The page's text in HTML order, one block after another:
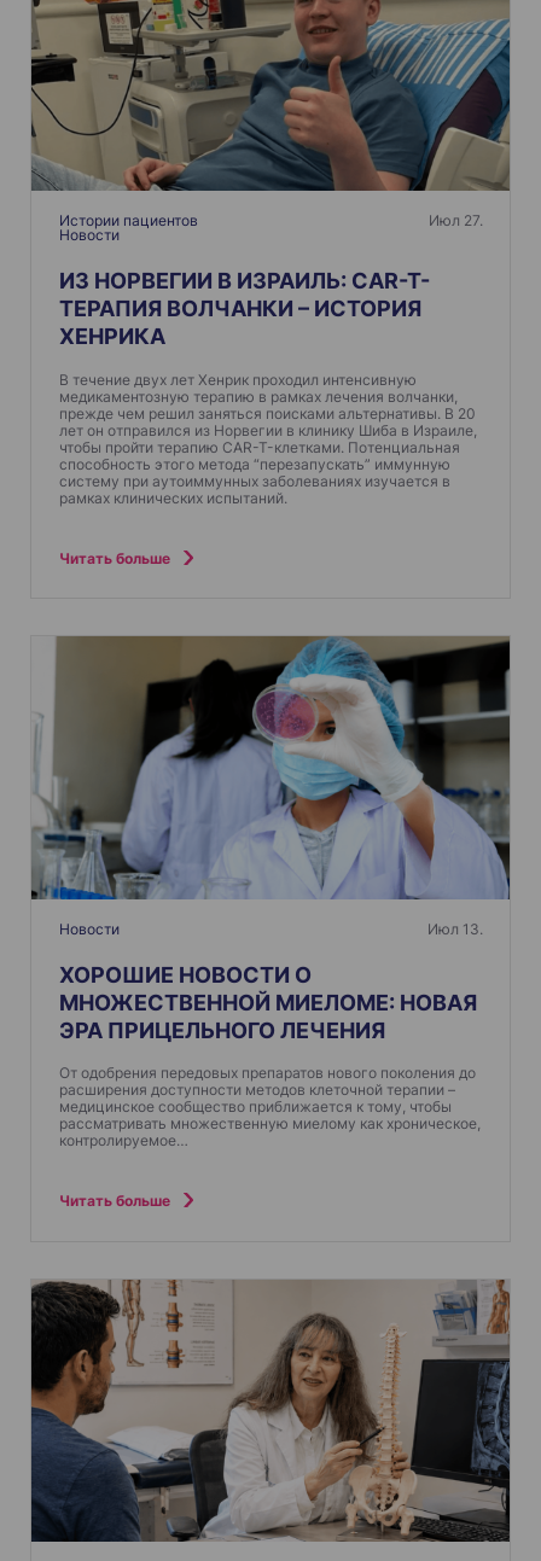
и
я
п
о
з
а
Истории пациентов
Новости
Июл 27.
ИЗ НОРВЕГИИ В ИЗРАИЛЬ: CAR-T-
ТЕРАПИЯ ВОЛЧАНКИ – ИСТОРИЯ
ХЕНРИКА
В течение двух лет Хенрик проходил интенсивную
медикаментозную терапию в рамках лечения волчанки,
прежде чем решил заняться поисками альтернативы. В 20
лет он отправился из Норвегии в клинику Шиба в Израиле,
чтобы пройти терапию CAR-T-клетками. Потенциальная
способность этого метода “перезапускать” иммунную
систему при аутоиммунных заболеваниях изучается в
рамках клинических испытаний.
Читать больше
Новости Июл 13.
ХОРОШИЕ НОВОСТИ О
МНОЖЕСТВЕННОЙ МИЕЛОМЕ: НОВАЯ
ЭРА ПРИЦЕЛЬНОГО ЛЕЧЕНИЯ
От одобрения передовых препаратов нового поколения до
расширения доступности методов клеточной терапии –
медицинское сообщество приближается к тому, чтобы
рассматривать множественную миелому как хроническое,
контролируемое…
Читать больше